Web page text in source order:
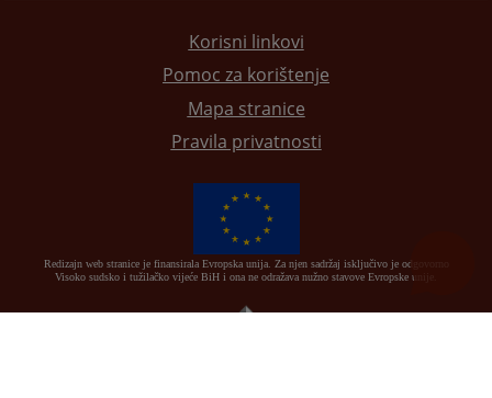
Korisni linkovi
Pomoc za korištenje
Mapa stranice
Pravila privatnosti
Redizajn web stranice je finansirala Evropska unija. Za njen sadržaj isključivo je odgovorno
Visoko sudsko i tužilačko vijeće BiH i ona ne odražava nužno stavove Evropske unije.